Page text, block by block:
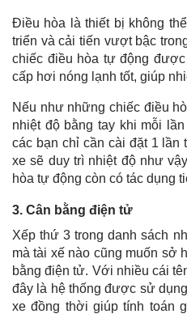
Điều hòa là thiết bị không
triển và cải tiến vượt bậc
chiếc điều hòa tự động
cấp hơi nóng lạnh tốt, giúp
Nếu như những chiếc điều
nhiệt độ bằng tay khi mỗi
các bạn chỉ cần cài đặt 1 lần
xe sẽ duy trì nhiệt độ như
hòa tự động còn có tác dụng
3. Cân bằng điện tử
Xếp thứ 3 trong danh sách
mà tài xế nào cũng muốn sở
bằng điện tử. Với nhiều cái
đây là hệ thống được sử
xe đồng thời giúp tính toán